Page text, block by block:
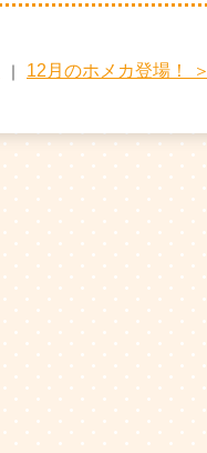
｜ 12月のホメカ登場！ ＞